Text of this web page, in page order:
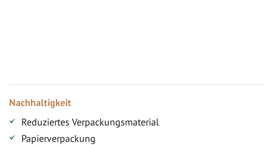
Nachhaltigkeit
Reduziertes Verpackungsmaterial
Papierverpackung